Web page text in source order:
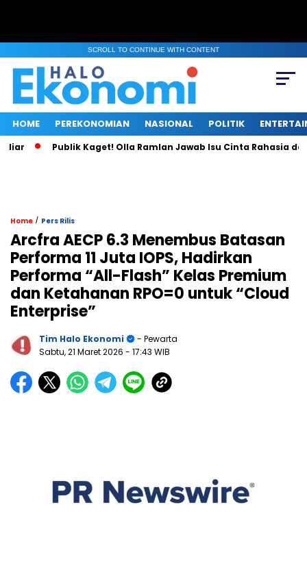
SCROLL TO CONTINUE WITH CONTENT
HOME PEREKONOMIAN NASIONAL POLITIK
Publik Kaget! Olla Ramlan Jawab Isu Cinta Rahasia
Home / Pers Rilis
Arcfra AECP 6.3 Menembus Batasan
Performa 11 Juta IOPS, Hadirkan
Performa “All-Flash” Kelas Premium
dan Ketahanan RPO=0 untuk “Cloud
Enterprise”
Tim Halo Ekonomi
- Pewarta
Sabtu, 21 Maret 2026 - 17:43 WIB